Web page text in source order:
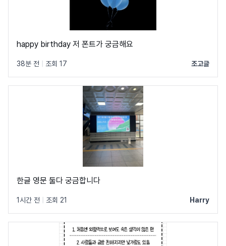
happy birthday 저 폰트가 궁금해요
38분 전 조회 17 조고글
한글 영문 둘다 궁금합니다
1시간 전 조회 21 Harry